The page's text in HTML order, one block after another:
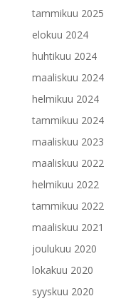
tammikuu 2025
elokuu 2024
huhtikuu 2024
maaliskuu 2024
helmikuu 2024
tammikuu 2024
maaliskuu 2023
maaliskuu 2022
helmikuu 2022
tammikuu 2022
maaliskuu 2021
joulukuu 2020
lokakuu 2020
syyskuu 2020